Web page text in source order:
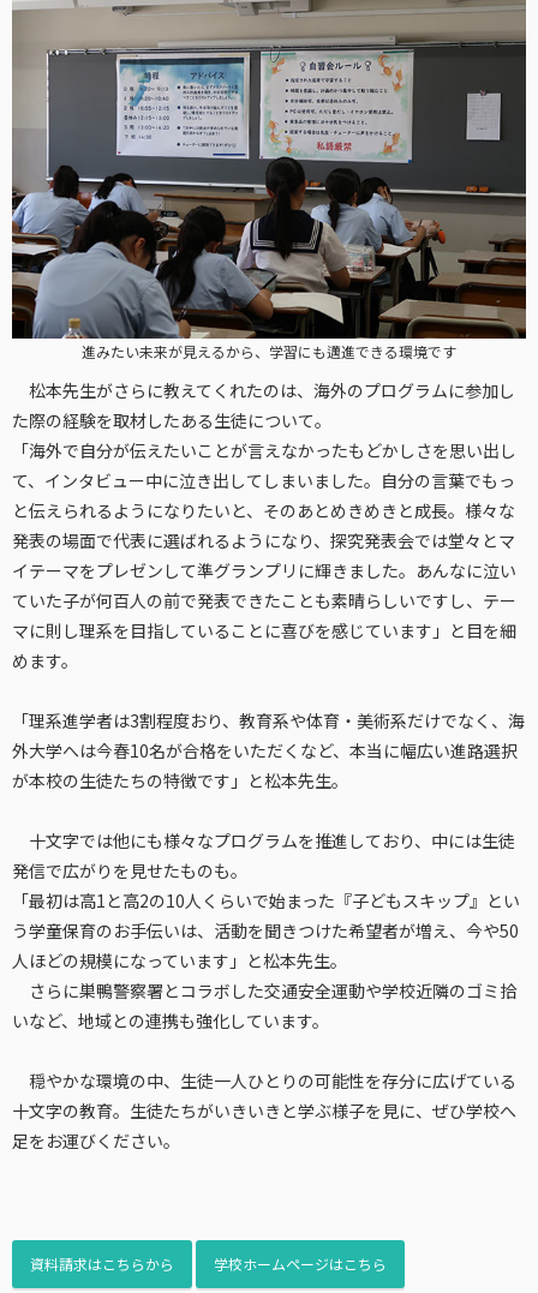
進みたい未来が見えるから、学習にも邁進できる環境です
松本先生がさらに教えてくれたのは、海外のプログラムに参加し
た際の経験を取材したある生徒について。
「海外で自分が伝えたいことが言えなかったもどかしさを思い出し
て、インタビュー中に泣き出してしまいました。自分の言葉でもっ
と伝えられるようになりたいと、そのあとめきめきと成長。様々な
発表の場面で代表に選ばれるようになり、探究発表会では堂々とマ
イテーマをプレゼンして準グランプリに輝きました。あんなに泣い
ていた子が何百人の前で発表できたことも素晴らしいですし、テー
マに則し理系を目指していることに喜びを感じています」と目を細
めます。
「理系進学者は3割程度おり、教育系や体育・美術系だけでなく、海
外大学へは今春10名が合格をいただくなど、本当に幅広い進路選択
が本校の生徒たちの特徴です」と松本先生。
十文字では他にも様々なプログラムを推進しており、中には生徒
発信で広がりを見せたものも。
「最初は高1と高2の10人くらいで始まった『子どもスキップ』とい
う学童保育のお手伝いは、活動を聞きつけた希望者が増え、今や50
人ほどの規模になっています」と松本先生。
さらに巣鴨警察署とコラボした交通安全運動や学校近隣のゴミ拾
いなど、地域との連携も強化しています。
穏やかな環境の中、生徒一人ひとりの可能性を存分に広げている
十文字の教育。生徒たちがいきいきと学ぶ様子を見に、ぜひ学校へ
足をお運びください。
資料請求はこちらから 学校ホームページはこちら